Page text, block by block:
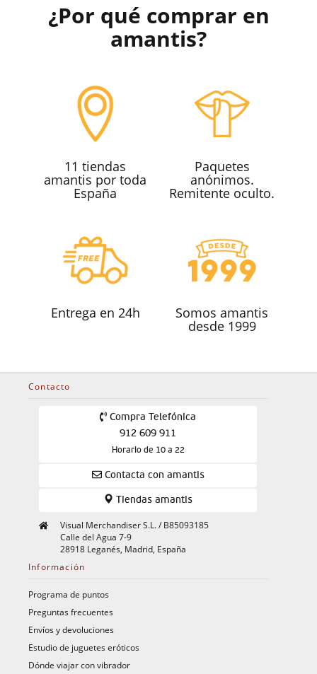
¿Por qué comprar en
amantis?
11 tiendas
amantis por toda
España
Paquetes
anónimos.
Remitente oculto.
Entrega en 24h Somos amantis
desde 1999
Contacto
Compra Telefónica
912 609 911
Horario de 10 a 22
Contacta con amantis
Tiendas amantis
Visual Merchandiser S.L. / B85093185
Calle del Agua 7-9
28918 Leganés, Madrid, España
Información
Programa de puntos
Preguntas frecuentes
Envíos y devoluciones
Estudio de juguetes eróticos
Dónde viajar con vibrador